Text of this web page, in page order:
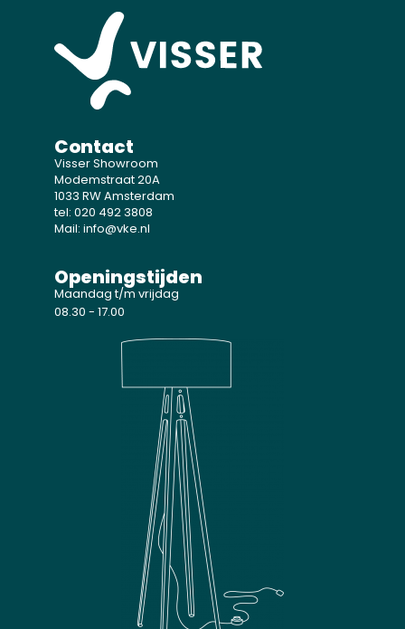
Contact
Visser Showroom
Modemstraat 20A
1033 RW Amsterdam
tel: 020 492 3808
Mail: info@vke.nl
Openingstijden
Maandag t/m vrijdag
08.30 - 17.00